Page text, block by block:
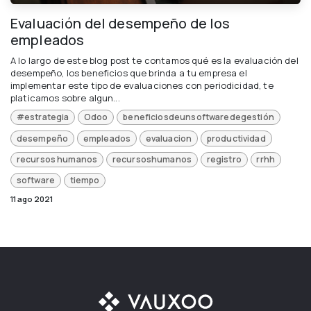
Evaluación del desempeño de los
empleados
A lo largo de este blog post te contamos qué es la evaluación del
desempeño, los beneficios que brinda a tu empresa el
implementar este tipo de evaluaciones con periodicidad, te
platicamos sobre algun...
#estrategia Odoo
beneficiosdeunsoftwaredegestión
desempeño
empleados evaluacion
productividad
recursos humanos
recursoshumanos registro
rrhh
software
tiempo
11 ago 2021